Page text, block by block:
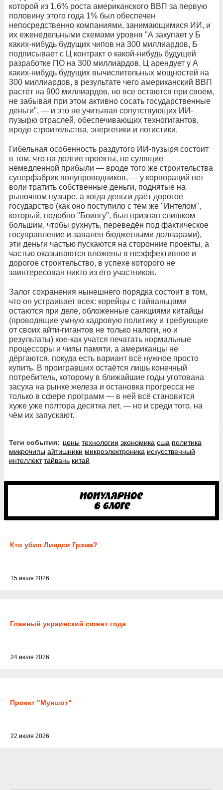
которой из 1,6% роста американского ВВП за первую
половину этого года 1% был обеспечен
непосредственно компаниями, занимающимися ИИ, и
их еженедельными схемами уровня "А закупает у Б
каких-нибудь будущих чипов на 300 миллиардов, Б
подписывает с Ц контракт о какой-нибудь будущей
разработке ПО на 300 миллиардов, Ц арендует у А
каких-нибудь будущих вычислительных мощностей на
300 миллиардов, в результате чего американский ВВП
растёт на 900 миллиардов, но все остаются при своём,
не забывая при этом активно сосать государственные
деньги", — и это не учитывая сопутствующих ИИ-
пузырю отраслей, обеспечивающих техногигантов,
вроде строительства, энергетики и логистики.
Гибельная особенность раздутого ИИ-пузыря состоит
в том, что на долгие проекты, не сулящие
немедленной прибыли — вроде того же строительства
суперфабрик полупроводников, — у корпораций нет
воли тратить собственные деньги, поднятые на
рыночном пузыре, а когда деньги даёт дорогое
государство (как оно поступило с тем же "Интелом",
который, подобно "Боингу", был признан слишком
большим, чтобы рухнуть, переведён под фактическое
госуправление и завален бюджетными долларами),
эти деньги частью пускаются на сторонние проекты, а
частью оказываются вложены в неэффективное и
дорогое строительство, в успехе которого не
заинтересован никто из его участников.
Залог сохранения нынешнего порядка состоит в том,
что он устраивает всех: корейцы с тайваньцами
остаются при деле, обложенные санкциями китайцы
(проводящие умную кадровую политику и требующие
от своих айти-гигантов не только налоги, но и
результаты) кое-как учатся печатать нормальные
процессоры и чипы памяти, а американцы не
дёргаются, покуда есть вариант всё нужное просто
купить. В проигравших остаётся лишь конечный
потребитель, которому в ближайшие годы уготована
засуха на рынке железа и остановка прогресса не
только в сфере программ — в ней всё становится
хуже уже полтора десятка лет, — но и среди того, на
чём их запускают.
Теги события: цены технологии экономика сша политика
микрочипы айтишники микроэлектроника искусственный
интеллект тайвань китай
Кто убил Линдси Грэма?
15 июля 2026
Главный украинский сюжет года
24 июля 2026
Проект "Муншот"
22 июля 2026